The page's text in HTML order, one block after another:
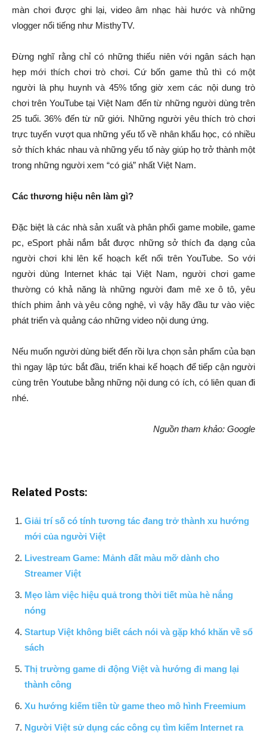
màn chơi được ghi lại, video âm nhạc hài hước và những
vlogger nổi tiếng như MisthyTV.
Đừng nghĩ rằng chỉ có những thiếu niên với ngân sách hạn
hẹp mới thích chơi trò chơi. Cứ bốn game thủ thì có một
người là phụ huynh và 45% tổng giờ xem các nội dung trò
chơi trên YouTube tại Việt Nam đến từ những người dùng trên
25 tuổi. 36% đến từ nữ giới. Những người yêu thích trò chơi
trực tuyến vượt qua những yếu tố về nhân khẩu học, có nhiều
sở thích khác nhau và những yếu tố này giúp họ trở thành một
trong những người xem “có giá” nhất Việt Nam.
Các thương hiệu nên làm gì?
Đặc biệt là các nhà sản xuất và phân phối game mobile, game
pc, eSport phải nắm bắt được những sở thích đa dạng của
người chơi khi lên kế hoạch kết nối trên YouTube. So với
người dùng Internet khác tại Việt Nam, người chơi game
thường có khả năng là những người đam mê xe ô tô, yêu
thích phim ảnh và yêu công nghệ, vì vậy hãy đầu tư vào việc
phát triển và quảng cáo những video nội dung ứng.
Nếu muốn người dùng biết đến rồi lựa chọn sản phẩm của bạn
thì ngay lập tức bắt đầu, triển khai kế hoạch để tiếp cận người
cùng trên Youtube bằng những nội dung có ích, có liên quan đi
nhé.
Nguồn tham khảo: Google
Related Posts:
Giải trí số có tính tương tác đang trở thành xu hướng
mới của người Việt
Livestream Game: Mảnh đất màu mỡ dành cho
Streamer Việt
Mẹo làm việc hiệu quả trong thời tiết mùa hè nắng
nóng
Startup Việt không biết cách nói và gặp khó khăn về sổ
sách
Thị trường game di động Việt và hướng đi mang lại
thành công
Xu hướng kiếm tiền từ game theo mô hình Freemium
Người Việt sử dụng các công cụ tìm kiếm Internet ra